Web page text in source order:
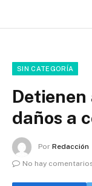
SIN CATEGORÍA
Detienen
daños a
Por Redacción
No hay